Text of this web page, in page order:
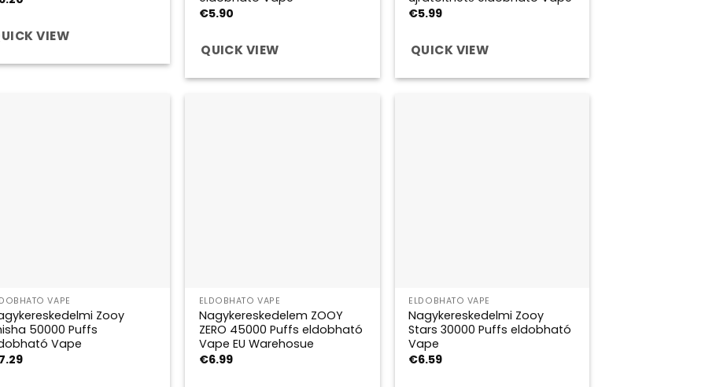
VIEW
€5.90
QUICK VIEW
€5.99
QUICK VIEW
VAPE
Zooy
50000 Puffs
Vape
7.29
ELDOBHATÓ VAPE
Nagykereskedelem ZOOY
ZERO 45000 Puffs eldobható
Vape EU Warehosue
€6.99
ELDOBHATÓ VAPE
Nagykereskedelmi Zooy
Stars 30000 Puffs eldobható
Vape
€6.59